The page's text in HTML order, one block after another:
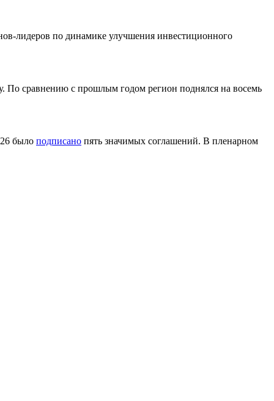
лидеров по динамике улучшения инвестиционного
По сравнению с прошлым годом регион поднялся на восемь
было подписано пять значимых соглашений. В пленарном